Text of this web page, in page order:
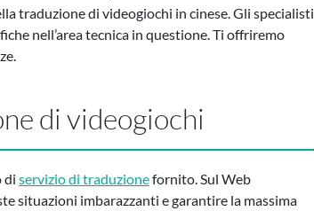
traduzione di videogiochi in cinese. Gli specialisti
nell’area tecnica in questione. Ti offriremo
di videogiochi
di servizio di traduzionefornito. Sul Web
situazioni imbarazzanti e garantire la massima